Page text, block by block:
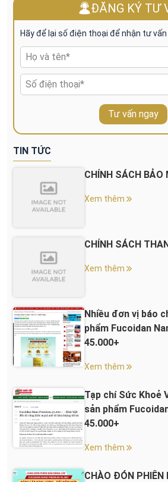
ĐĂNG KÝ TƯ
Hãy để lại số điện thoại để nhận tư vấn
Tư vấn ngay
TIN TỨC
CHÍNH SÁCH BẢO
Xem thêm
CHÍNH SÁCH
Xem thêm
Nhiều đơn vị báo
phẩm Fucoidan
45.000+
Xem thêm
Tạp chí Sức Khoẻ
sản phẩm
45.000+
Xem thêm
CHÀO ĐÓN PHIÊN